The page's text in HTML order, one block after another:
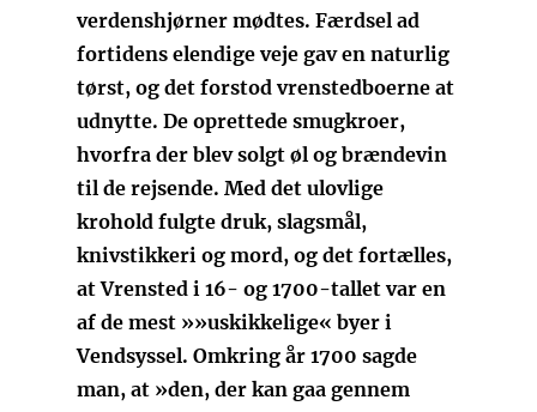
verdenshjørner mødtes. Færdsel ad
fortidens elendige veje gav en naturlig
tørst, og det forstod vrenstedboerne at
udnytte. De oprettede smugkroer,
hvorfra der blev solgt øl og brændevin
til de rejsende. Med det ulovlige
krohold fulgte druk, slagsmål,
knivstikkeri og mord, og det fortælles,
at Vrensted i 16- og 1700-tallet var en
af de mest »»uskikkelige« byer i
Vendsyssel. Omkring år 1700 sagde
man, at »den, der kan gaa gennem